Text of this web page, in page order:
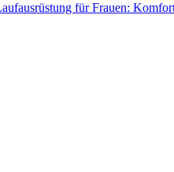
für Frauen: